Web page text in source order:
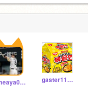
ameaya0w0 gaster11223